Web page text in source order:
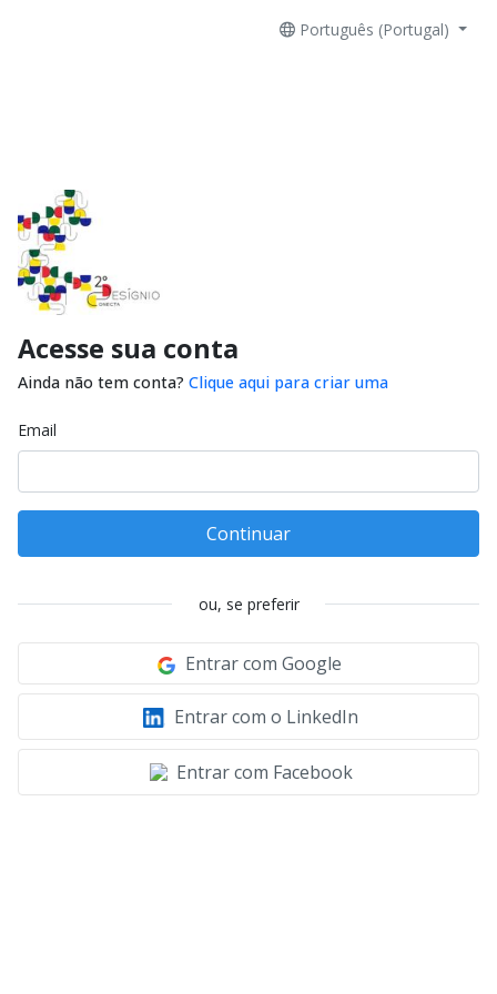
Português (Portugal)
Acesse sua conta
Ainda não tem conta? Clique aqui para criar uma
Email
Continuar
ou, se preferir
Entrar com Google
Entrar com o LinkedIn
Entrar com Facebook